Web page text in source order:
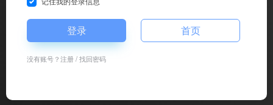
登录 首页
没有账号？注册/找回密码